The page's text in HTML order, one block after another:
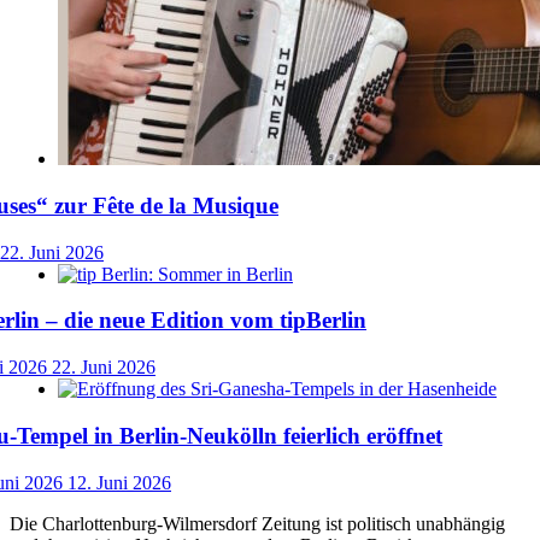
zur Fête de la Musique
22. Juni 2026
– die neue Edition vom tipBerlin
2026 22. Juni 2026
Tempel in Berlin-Neukölln feierlich eröffnet
2026 12. Juni 2026
Die Charlottenburg-Wilmersdorf Zeitung ist politisch unabhängig